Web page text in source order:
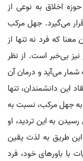
اخلاق به نوعی از
می‌گیرد. جهل مرکب
که فرد نه تنها از
بی‌خبر است. از نظر
می‌آید و درمان آن
این دانشمندان، تنها
به جهل مرکب، نسبت به
به این تردید، او
این طریق به لذت یقین
با باورهای خود، فرد